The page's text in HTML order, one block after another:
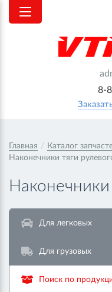
8-
Главная / Каталог
Наконечники тяги
Наконечники
Для легковых
Для грузовых
Поиск по